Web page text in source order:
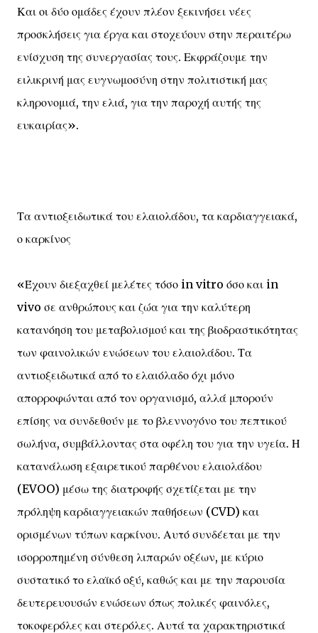
Και οι δύο ομάδες έχουν πλέον ξεκινήσει νέες
προσκλήσεις για έργα και στοχεύουν στην περαιτέρω
ενίσχυση της συνεργασίας τους. Εκφράζουμε την
ειλικρινή μας ευγνωμοσύνη στην πολιτιστική μας
κληρονομιά, την ελιά, για την παροχή αυτής της
ευκαιρίας».
Τα αντιοξειδωτικά του ελαιολάδου, τα καρδιαγγειακά,
ο καρκίνος
«Έχουν διεξαχθεί μελέτες τόσο in vitro όσο και in
vivo σε ανθρώπους και ζώα για την καλύτερη
κατανόηση του μεταβολισμού και της βιοδραστικότητας
των φαινολικών ενώσεων του ελαιολάδου. Τα
αντιοξειδωτικά από το ελαιόλαδο όχι μόνο
απορροφώνται από τον οργανισμό, αλλά μπορούν
επίσης να συνδεθούν με το βλεννογόνο του πεπτικού
σωλήνα, συμβάλλοντας στα οφέλη του για την υγεία. Η
κατανάλωση εξαιρετικού παρθένου ελαιολάδου
(EVOO) μέσω της διατροφής σχετίζεται με την
πρόληψη καρδιαγγειακών παθήσεων (CVD) και
ορισμένων τύπων καρκίνου. Αυτό συνδέεται με την
ισορροπημένη σύνθεση λιπαρών οξέων, με κύριο
συστατικό το ελαϊκό οξύ, καθώς και με την παρουσία
δευτερευουσών ενώσεων όπως πολικές φαινόλες,
τοκοφερόλες και στερόλες. Αυτά τα χαρακτηριστικά